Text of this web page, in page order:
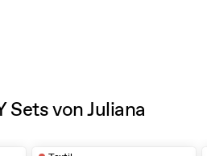
Sets von Juliana